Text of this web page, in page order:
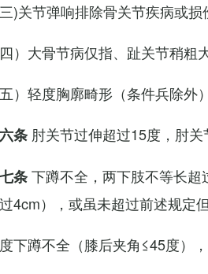
三)关节弹响排除骨关节疾病或
四）大骨节病仅指、趾关节稍
五）轻度胸廓畸形（条件兵除外）
条 肘关节过伸超过15度，肘
条下蹲不全，两下肢不等长
4cm），或虽未超过前述规定
下蹲不全（膝后夹角≤45度），